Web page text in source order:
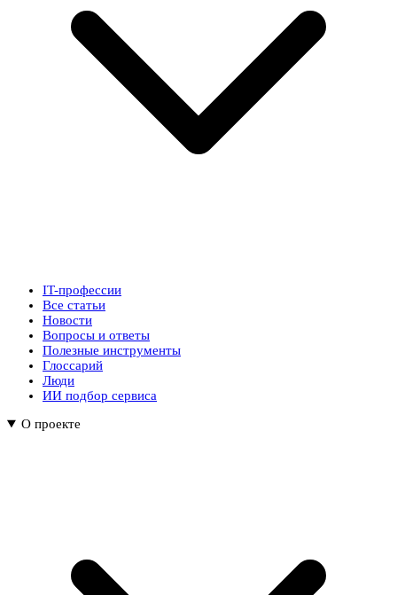
IT-профессии
Все статьи
Новости
Вопросы и ответы
Полезные инструменты
Глоссарий
Люди
ИИ подбор сервиса
О проекте